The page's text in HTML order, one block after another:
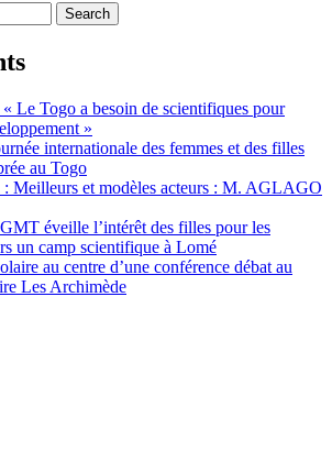
Le Togo a besoin de scientifiques pour
»
internationale des femmes et des filles
au Togo
: Meilleurs et modèles acteurs : M. AGLAGO
éveille l’intérêt des filles pour les
un camp scientifique à Lomé
au centre d’une conférence débat au
Les Archimède